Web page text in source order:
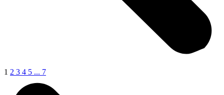
1 2 3 4 5 ... 7